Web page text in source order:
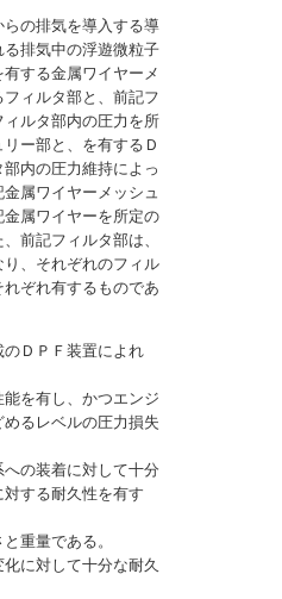
の排気を導入する導
排気中の浮遊微粒子
する金属ワイヤーメ
ィルタ部と、前記フ
ルタ部内の圧力を所
ー部と、を有するＤ
内の圧力維持によっ
属ワイヤーメッシュ
属ワイヤーを所定の
前記フィルタ部は、
、それぞれのフィル
ぞれ有するものであ
ＤＰＦ装置によれ
能を有し、かつエンジ
るレベルの圧力損失
への装着に対して十分
する耐久性を有す
重量である。
化に対して十分な耐久